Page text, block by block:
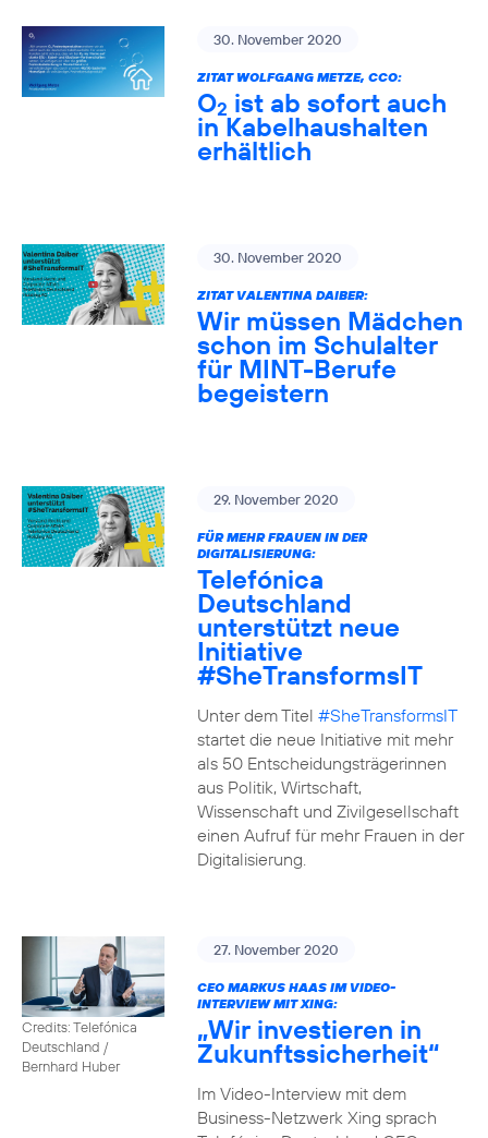
30. November 2020
ZITAT WOLFGANG METZE, CCO:
O2 ist ab sofort auch
in Kabelhaushalten
erhältlich
30. November 2020
ZITAT VALENTINA DAIBER:
Wir müssen Mädchen
schon im Schulalter
für MINT-Berufe
begeistern
29. November 2020
FÜR MEHR FRAUEN IN DER
DIGITALISIERUNG:
Telefónica
Deutschland
unterstützt neue
Initiative
#SheTransformsIT
Unter dem Titel #SheTransformsIT
startet die neue Initiative mit mehr
als 50 Entscheidungsträgerinnen
aus Politik, Wirtschaft,
Wissenschaft und Zivilgesellschaft
einen Aufruf für mehr Frauen in der
Digitalisierung.
Credits: Telefónica
Deutschland /
Bernhard Huber
27. November 2020
CEO MARKUS HAAS IM VIDEO-
INTERVIEW MIT XING:
„Wir investieren in
Zukunftssicherheit“
Im Video-Interview mit dem
Business-Netzwerk Xing sprach